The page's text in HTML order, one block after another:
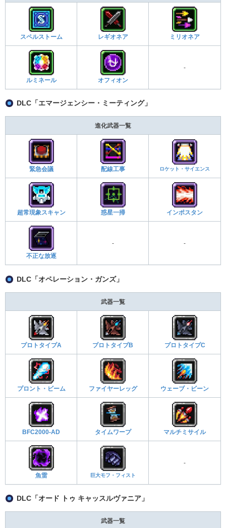
スペルストーム レギオネア ミリオネア
ルミネール オフィオン
-
DLC「エマージェンシー・ミーティング」
進化武器一覧
緊急会議 配線工事 ロケット・サイエンス
超常現象スキャン 惑星一掃 インポスタン
不正な放逐
- -
DLC「オペレーション・ガンズ」
武器一覧
プロトタイプA プロトタイプB プロトタイプC
プロント・ビーム ファイヤーレッグ ウェーブ・ビーン
BFC2000-AD タイムワープ マルチミサイル
魚雷 巨大モフ・フィスト
-
DLC「オード トゥ キャッスルヴァニア」
武器一覧